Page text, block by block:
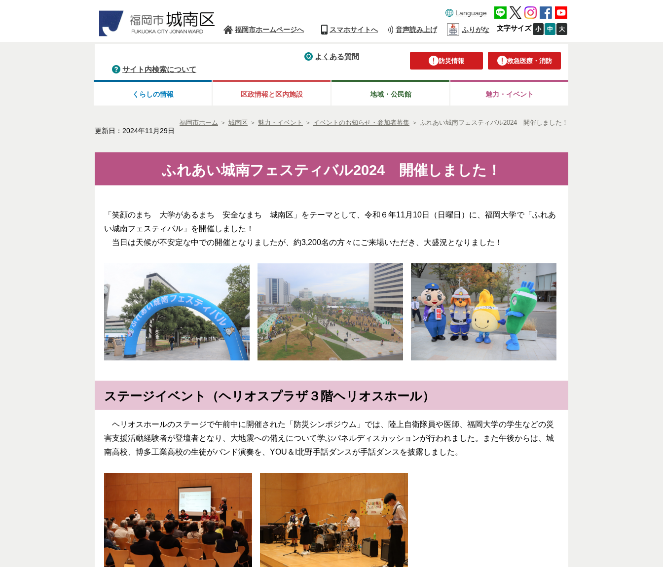
Language
福岡市ホームページへ スマホサイトへ 音声読み上げ ふりがな 文字サイズ 小 中 大
防災情報 救急医療・消防
よくある質問
サイト内検索について
くらしの情報 区政情報と区内施設 地域・公民館 魅力・イベント
福岡市ホーム ＞ 城南区 ＞ 魅力・イベント ＞ イベントのお知らせ・参加者募集 ＞ ふれあい城南フェスティバル2024 開催しました！
更新日：2024年11月29日
ふれあい城南フェスティバル2024 開催しました！
「笑顔のまち 大学があるまち 安全なまち 城南区」をテーマとして、令和６年11月10日（日曜日）に、福岡大学で「ふれあ
い城南フェスティバル」を開催しました！
当日は天候が不安定な中での開催となりましたが、約3,200名の方々にご来場いただき、大盛況となりました！
ステージイベント（ヘリオスプラザ３階ヘリオスホール）
ヘリオスホールのステージで午前中に開催された「防災シンポジウム」では、陸上自衛隊員や医師、福岡大学の学生などの災
害支援活動経験者が登壇者となり、大地震への備えについて学ぶパネルディスカッションが行われました。また午後からは、城
南高校、博多工業高校の生徒がバンド演奏を、YOU＆I北野手話ダンスが手話ダンスを披露しました。